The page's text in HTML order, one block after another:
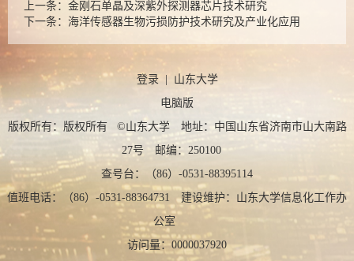
上一条： 金刚石单晶及深紫外探测器芯片技术研究
下一条： 海洋传感器生物污损防护技术研究及产业化应用
登录| 山东大学
电脑版
版权所有：版权所有 ©山东大学 地址：中国山东省济南市山大南路
27号 邮编：250100
查号台：（86）-0531-88395114
值班电话：（86）-0531-88364731 建设维护：山东大学信息化工作办
公室
访问量：0000037920